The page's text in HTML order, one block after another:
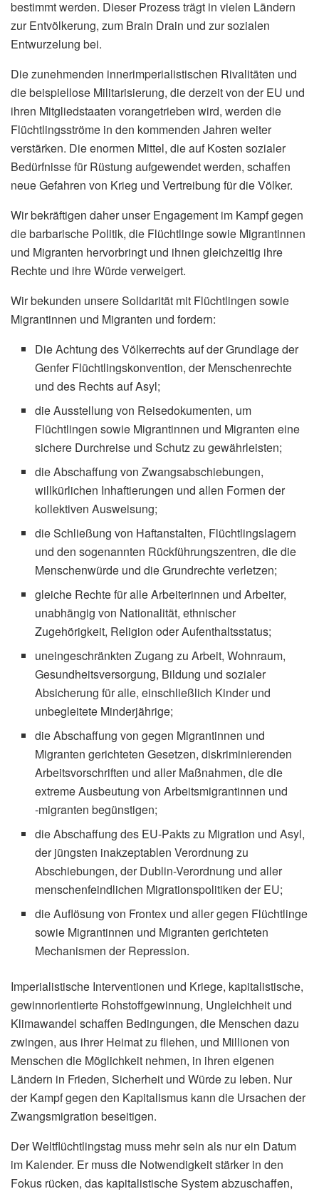
bestimmt werden. Dieser Prozess trägt in vielen Ländern
zur Entvölkerung, zum Brain Drain und zur sozialen
Entwurzelung bei.
Die zunehmenden innerimperialistischen Rivalitäten und
die beispiellose Militarisierung, die derzeit von der EU und
ihren Mitgliedstaaten vorangetrieben wird, werden die
Flüchtlingsströme in den kommenden Jahren weiter
verstärken. Die enormen Mittel, die auf Kosten sozialer
Bedürfnisse für Rüstung aufgewendet werden, schaffen
neue Gefahren von Krieg und Vertreibung für die Völker.
Wir bekräftigen daher unser Engagement im Kampf gegen
die barbarische Politik, die Flüchtlinge sowie Migrantinnen
und Migranten hervorbringt und ihnen gleichzeitig ihre
Rechte und ihre Würde verweigert.
Wir bekunden unsere Solidarität mit Flüchtlingen sowie
Migrantinnen und Migranten und fordern:
Die Achtung des Völkerrechts auf der Grundlage der
Genfer Flüchtlingskonvention, der Menschenrechte
und des Rechts auf Asyl;
die Ausstellung von Reisedokumenten, um
Flüchtlingen sowie Migrantinnen und Migranten eine
sichere Durchreise und Schutz zu gewährleisten;
die Abschaffung von Zwangsabschiebungen,
willkürlichen Inhaftierungen und allen Formen der
kollektiven Ausweisung;
die Schließung von Haftanstalten, Flüchtlingslagern
und den sogenannten Rückführungszentren, die die
Menschenwürde und die Grundrechte verletzen;
gleiche Rechte für alle Arbeiterinnen und Arbeiter,
unabhängig von Nationalität, ethnischer
Zugehörigkeit, Religion oder Aufenthaltsstatus;
uneingeschränkten Zugang zu Arbeit, Wohnraum,
Gesundheitsversorgung, Bildung und sozialer
Absicherung für alle, einschließlich Kinder und
unbegleitete Minderjährige;
die Abschaffung von gegen Migrantinnen und
Migranten gerichteten Gesetzen, diskriminierenden
Arbeitsvorschriften und aller Maßnahmen, die die
extreme Ausbeutung von Arbeitsmigrantinnen und
‑migranten begünstigen;
die Abschaffung des EU-Pakts zu Migration und Asyl,
der jüngsten inakzeptablen Verordnung zu
Abschiebungen, der Dublin-Verordnung und aller
menschenfeindlichen Migrationspolitiken der EU;
die Auflösung von Frontex und aller gegen Flüchtlinge
sowie Migrantinnen und Migranten gerichteten
Mechanismen der Repression.
Imperialistische Interventionen und Kriege, kapitalistische,
gewinnorientierte Rohstoffgewinnung, Ungleichheit und
Klimawandel schaffen Bedingungen, die Menschen dazu
zwingen, aus ihrer Heimat zu fliehen, und Millionen von
Menschen die Möglichkeit nehmen, in ihren eigenen
Ländern in Frieden, Sicherheit und Würde zu leben. Nur
der Kampf gegen den Kapitalismus kann die Ursachen der
Zwangsmigration beseitigen.
Der Weltflüchtlingstag muss mehr sein als nur ein Datum
im Kalender. Er muss die Notwendigkeit stärker in den
Fokus rücken, das kapitalistische System abzuschaffen,